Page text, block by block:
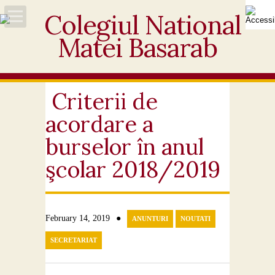
Acasă
Noutăți
Personal
Elevi
Ofertă
Criterii de
acordare a
burselor în anul
şcolar 2018/2019
February 14, 2019 ● ANUNTURI NOUTATI
SECRETARIAT